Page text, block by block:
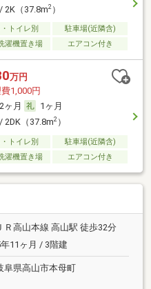
2K（37.8m2）
トイレ別
駐車場(近隣含)
濯機置き場 エアコン付き
万円
1,000円
2ヶ月
1ヶ月
2DK（37.8m2）
トイレ別
駐車場(近隣含)
濯機置き場 エアコン付き
ＪＲ高山本線 高山駅 徒歩32分
11ヶ月 / 3階建
阜県高山市本母町